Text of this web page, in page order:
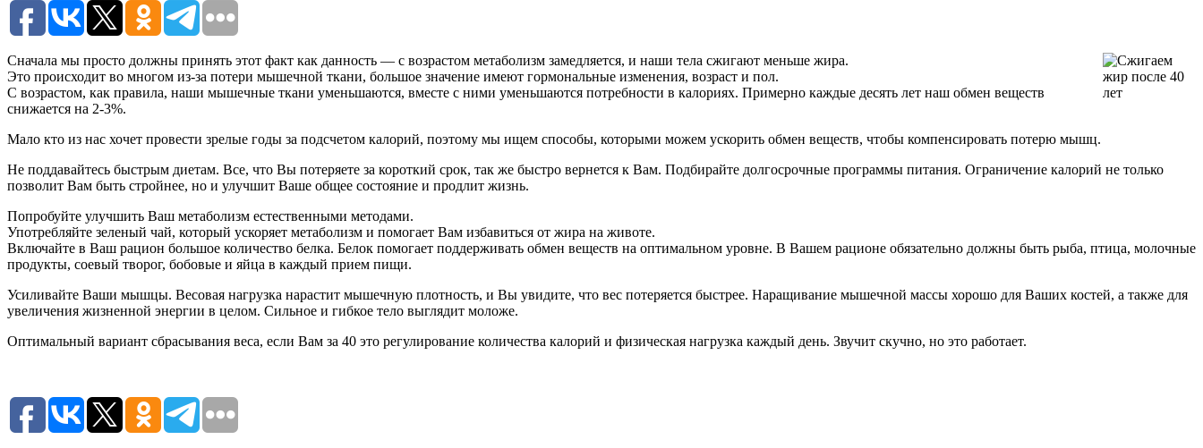
Сначала мы просто должны принять этот факт как данность — с возрастом метаболизм замедляется, и наши тела сжигают меньше жира.
Это происходит во многом из-за потери мышечной ткани, большое значение имеют гормональные изменения, возраст и пол.
С возрастом, как правила, наши мышечные ткани уменьшаются, вместе с ними уменьшаются потребности в калориях. Примерно каждые десять лет наш обмен веществ
снижается на 2-3%.
Мало кто из нас хочет провести зрелые годы за подсчетом калорий, поэтому мы ищем способы, которыми можем ускорить обмен веществ, чтобы компенсировать потерю мышц.
Не поддавайтесь быстрым диетам. Все, что Вы потеряете за короткий срок, так же быстро вернется к Вам. Подбирайте долгосрочные программы питания. Ограничение калорий не только
позволит Вам быть стройнее, но и улучшит Ваше общее состояние и продлит жизнь.
Попробуйте улучшить Ваш метаболизм естественными методами.
Употребляйте зеленый чай, который ускоряет метаболизм и помогает Вам избавиться от жира на животе.
Включайте в Ваш рацион большое количество белка. Белок помогает поддерживать обмен веществ на оптимальном уровне. В Вашем рационе обязательно должны быть рыба, птица, молочные
продукты, соевый творог, бобовые и яйца в каждый прием пищи.
Усиливайте Ваши мышцы. Весовая нагрузка нарастит мышечную плотность, и Вы увидите, что вес потеряется быстрее. Наращивание мышечной массы хорошо для Ваших костей, а также для
увеличения жизненной энергии в целом. Сильное и гибкое тело выглядит моложе.
Оптимальный вариант сбрасывания веса, если Вам за 40 это регулирование количества калорий и физическая нагрузка каждый день. Звучит скучно, но это работает.